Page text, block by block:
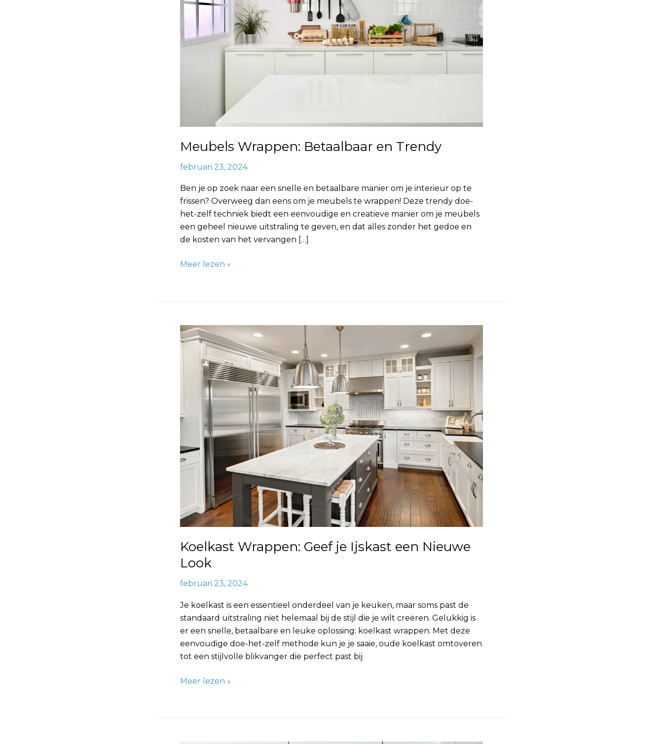
Meubels Wrappen: Betaalbaar en Trendy
februari 23, 2024
Ben je op zoek naar een snelle en betaalbare manier om je interieur op te
frissen? Overweeg dan eens om je meubels te wrappen! Deze trendy doe-
het-zelf techniek biedt een eenvoudige en creatieve manier om je meubels
een geheel nieuwe uitstraling te geven, en dat alles zonder het gedoe en
de kosten van het vervangen […]
Meer lezen »
Koelkast Wrappen: Geef je Ijskast een Nieuwe
Look
februari 23, 2024
Je koelkast is een essentieel onderdeel van je keuken, maar soms past de
standaard uitstraling niet helemaal bij de stijl die je wilt creëren. Gelukkig is
er een snelle, betaalbare en leuke oplossing: koelkast wrappen. Met deze
eenvoudige doe-het-zelf methode kun je je saaie, oude koelkast omtoveren
tot een stijlvolle blikvanger die perfect past bij
Koelkast
Wrappen:
Nieuwe
Look
Meer lezen »